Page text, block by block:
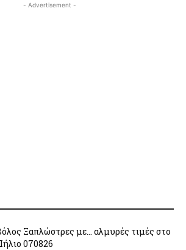
- Advertisement -
Ξαπλώστρες με… αλμυρές τιμές στο
070826